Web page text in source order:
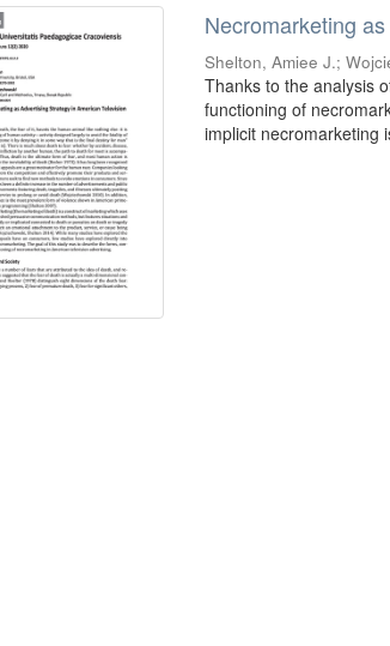
Necromarketing
Shelton, Amiee J.;
Thanks to the analysis
functioning of
implicit necromarketing